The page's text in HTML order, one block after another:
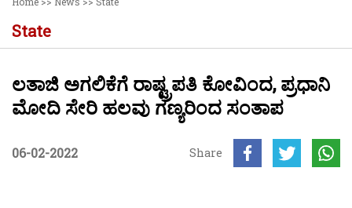
State
ಲತಾಜಿ ಅಗಲಿಕೆಗೆ ರಾಷ್ಟ್ರಪತಿ ಕೋವಿಂದ, ಪ್ರಧಾನಿ
ಮೋದಿ ಸೇರಿ ಹಲವು ಗಣ್ಯರಿಂದ ಸಂತಾಪ
06-02-2022 Share